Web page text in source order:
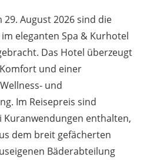
29. August 2026 sind die
eleganten Spa & Kurhotel
Das Hotel überzeugt
und einer
und
Im Reisepreis sind
Kuranwendungen enthalten,
dem breit gefächerten
Bäderabteilung